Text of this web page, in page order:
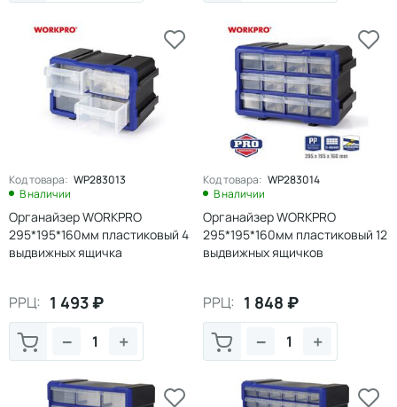
Код товара: WP283013
В наличии
Органайзер WORKPRO
295*195*160мм пластиковый 4
выдвижных ящичка
РРЦ: 1 493₽
+
−
Код товара: WP283014
В наличии
Органайзер WORKPRO
295*195*160мм пластиковый 12
выдвижных ящичков
РРЦ: 1 848 ₽
+
−